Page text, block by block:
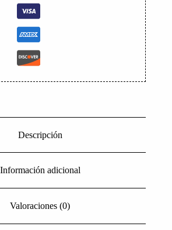
Descripción
Información adicional
Valoraciones (0)